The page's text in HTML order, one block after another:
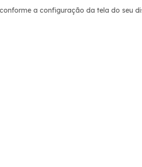
a configuração da tela do seu